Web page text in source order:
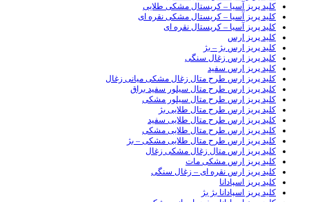
کلید پریز آسیا – کریستال مشکی طلایی
کلید پریز آسیا – کریستال مشکی نقره ای
کلید پریز آسیا – کریستال نقره ای
کلید پریز ارس
کلید پریز ارس بژ – بژ
کلید پریز ارس زغال سنگی
کلید پریز ارس سفید
کلید پریز ارس طرح متال زغال مشکی میانی زغال
کلید پریز ارس طرح متال سیلور سفید براق
کلید پریز ارس طرح متال سیلور مشکی
کلید پریز ارس طرح متال طلایی بژ
کلید پریز ارس طرح متال طلایی سفید
کلید پریز ارس طرح متال طلایی مشکی
کلید پریز ارس طرح متال طلایی مشکی – بژ
کلید پریز ارس متال زغال مشکی زغال
کلید پریز ارس مشکی مات
کلید پریز ارس نقره ای – زغال سنگی
کلید پریز اسپادانا
کلید پریز اسپادانا بژ بژ